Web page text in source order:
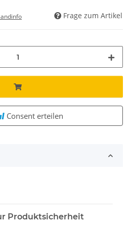
Frage zum Artikel
Consent erteilen
Produktsicherheit